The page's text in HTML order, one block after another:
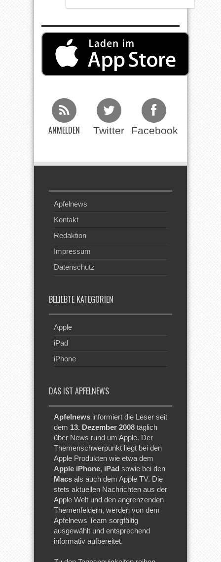
ANMELDEN Twitter Facebook
Apfelnews
Kontakt
Redaktion
Impressum
Datenschutz
BELIEBTE KATEGORIEN
Apple
iPad
iPhone
DAS IST APFELNEWS
Apfelnews informiert die Leser seit
dem 13. Dezember 2008 täglich
über News rund um Apple. Der
Themenschwerpunkt liegt bei den
Apple Produkten wie etwa dem
Apple iPhone, iPad sowie bei den
Macs als auch dem Apple TV. Die
stets aktuellen Nachrichten aus der
Apple Welt und den angrenzenden
Themenfeldern, werden von dem
Apfelnews Team sorgfältig
ausgewählt und entsprechend
informativ aufbereitet.